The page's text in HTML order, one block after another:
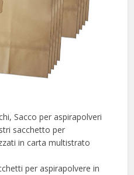
Sacco per aspirapolveri
sacchetto per
in carta multistrato
per aspirapolvere in